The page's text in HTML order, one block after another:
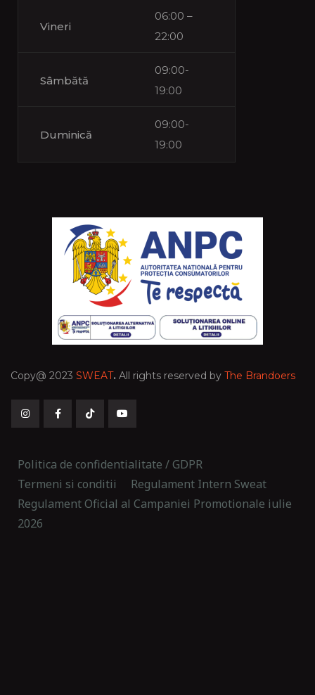
Vineri
06:00 –
22:00
Sâmbătă
09:00-
19:00
Duminică
09:00-
19:00
Copy@ 2023 SWEAT. All rights reserved by The Brandoers
Politica de confidentialitate / GDPR
Termeni si conditii
Regulament Intern Sweat
Regulament Oficial al Campaniei Promotionale iulie
2026